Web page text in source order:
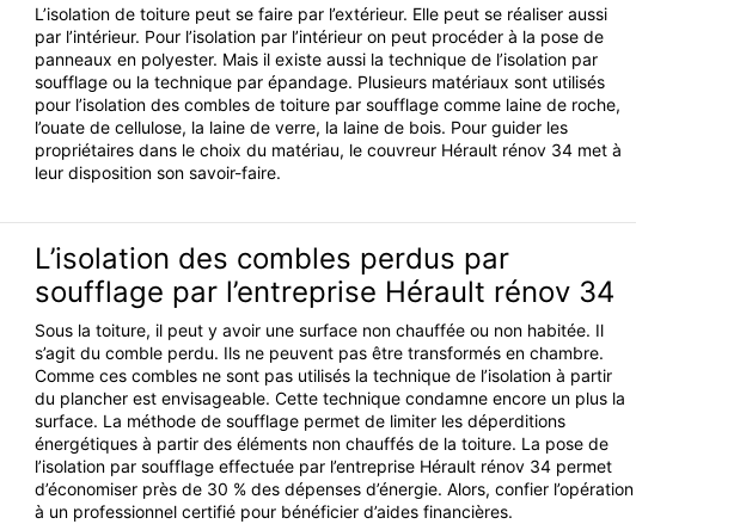
L’isolation de toiture peut se faire par l’extérieur. Elle peut se réaliser aussi
par l’intérieur. Pour l’isolation par l’intérieur on peut procéder à la pose de
panneaux en polyester. Mais il existe aussi la technique de l’isolation par
soufflage ou la technique par épandage. Plusieurs matériaux sont utilisés
pour l’isolation des combles de toiture par soufflage comme laine de roche,
l’ouate de cellulose, la laine de verre, la laine de bois. Pour guider les
propriétaires dans le choix du matériau, le couvreur Hérault rénov 34 met à
leur disposition son savoir-faire.
L’isolation des combles perdus par
soufflage par l’entreprise Hérault rénov 34
Sous la toiture, il peut y avoir une surface non chauffée ou non habitée. Il
s’agit du comble perdu. Ils ne peuvent pas être transformés en chambre.
Comme ces combles ne sont pas utilisés la technique de l’isolation à partir
du plancher est envisageable. Cette technique condamne encore un plus la
surface. La méthode de soufflage permet de limiter les déperditions
énergétiques à partir des éléments non chauffés de la toiture. La pose de
l’isolation par soufflage effectuée par l’entreprise Hérault rénov 34 permet
d’économiser près de 30 % des dépenses d’énergie. Alors, confier l’opération
à un professionnel certifié pour bénéficier d’aides financières.